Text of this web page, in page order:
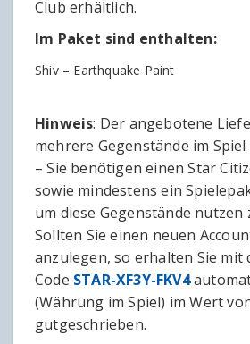
Club erhältlich.
Im Paket sind enthalten:
Shiv – Earthquake Paint
Hinweis: Der angebotene
mehrere Gegenstände im
– Sie benötigen einen Star
sowie mindestens ein
um diese Gegenstände nutzen
Sollten Sie einen neuen
anzulegen, so erhalten Sie mit
Code STAR-XF3Y-FKV4
(Währung im Spiel) im Wert
gutgeschrieben.